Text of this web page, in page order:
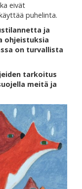
eivät
puhelinta.
ja
ohjeistuksia
on turvallista
tarkoitus
meitä ja